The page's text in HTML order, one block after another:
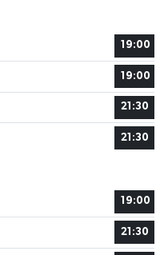
19:00
19:00
21:30
21:30
19:00
21:30